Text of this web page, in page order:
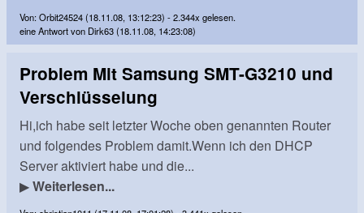
Von: Orbit24524 (18.11.08, 13:12:23) - 2.344x gelesen.
eine Antwort von Dirk63 (18.11.08, 14:23:08)
Problem Mit Samsung SMT-G3210 und
Verschlüsselung
Hi,ich habe seit letzter Woche oben genannten Router
und folgendes Problem damit.Wenn ich den DHCP
Server aktiviert habe und die...
▶Weiterlesen...